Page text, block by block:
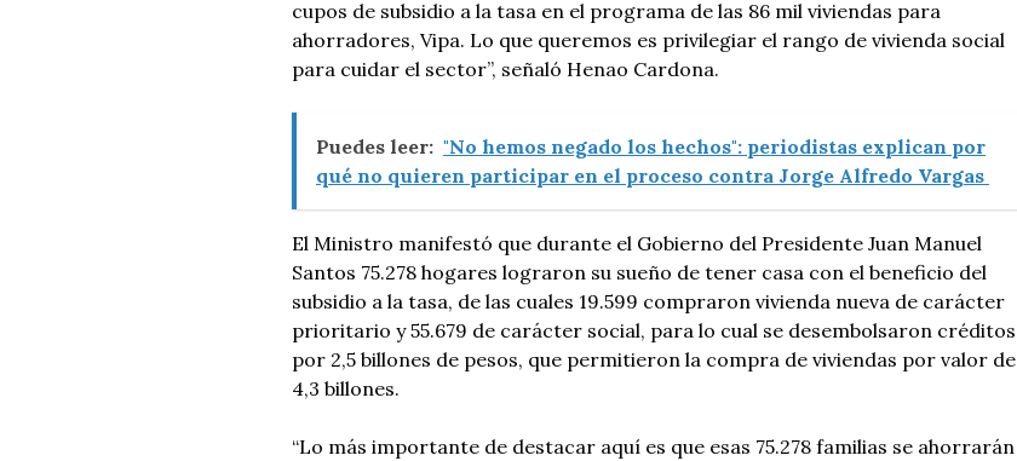
cupos de subsidio a la tasa en el programa de las 86 mil viviendas para
ahorradores, Vipa. Lo que queremos es privilegiar el rango de vivienda social
para cuidar el sector”, señaló Henao Cardona.
Puedes leer: "No hemos negado los hechos": periodistas explican por
qué no quieren participar en el proceso contra Jorge Alfredo Vargas
El Ministro manifestó que durante el Gobierno del Presidente Juan Manuel
Santos 75.278 hogares lograron su sueño de tener casa con el beneficio del
subsidio a la tasa, de las cuales 19.599 compraron vivienda nueva de carácter
prioritario y 55.679 de carácter social, para lo cual se desembolsaron créditos
por 2,5 billones de pesos, que permitieron la compra de viviendas por valor de
4,3 billones.
“Lo más importante de destacar aquí es que esas 75.278 familias se ahorrarán